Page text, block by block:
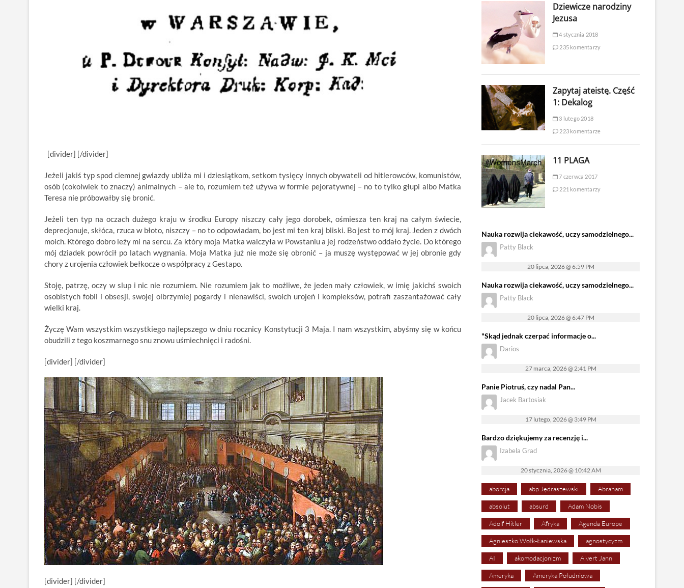
[divider] [/divider]
Jeżeli jakiś typ spod ciemnej gwiazdy ubliża mi i dziesiątkom, setkom tysięcy innych obywateli od hitlerowców, komunistów,
osób (cokolwiek to znaczy) animalnych – ale to, rozumiem też używa w formie pejoratywnej – no to tylko głupi albo Matka
Teresa nie próbowałby się bronić.
Jeżeli ten typ na oczach dużego kraju w środku Europy niszczy cały jego dorobek, ośmiesza ten kraj na całym świecie,
deprecjonuje, skłóca, rzuca w błoto, niszczy – no to odpowiadam, bo jest mi ten kraj bliski. Bo jest to mój kraj. Jeden z dwóch
moich. Którego dobro leży mi na sercu. Za który moja Matka walczyła w Powstaniu a jej rodzeństwo oddało życie. Do którego
mój dziadek powrócił po latach wygnania. Moja Matka już nie może się obronić – ja muszę występować w jej obronie gdy
chory z urojenia człowiek bełkocze o współpracy z Gestapo.
Stoję, patrzę, oczy w slup i nic nie rozumiem. Nie rozumiem jak to możliwe, że jeden mały człowiek, w imię jakichś swoich
osobistych fobii i obsesji, swojej olbrzymiej pogardy i nienawiści, swoich urojeń i kompleksów, potrafi zaszantażować cały
wielki kraj.
Życzę Wam wszystkim wszystkiego najlepszego w dniu rocznicy Konstytucji 3 Maja. I nam wszystkim, abyśmy się w końcu
obudzili z tego koszmarnego snu znowu uśmiechnięci i radośni.
[divider] [/divider]
[divider] [/divider]
Dziewicze narodziny
Jezusa
4 stycznia 2018
235 komentarzy
Zapytaj ateistę. Część
1: Dekalog
3 lutego 2018
223 komentarze
11 PLAGA
7 czerwca 2017
221 komentarzy
Nauka rozwija ciekawość, uczy samodzielnego...
Patty Black
20 lipca, 2026 @ 6:59 PM
Nauka rozwija ciekawość, uczy samodzielnego...
Patty Black
20 lipca, 2026 @ 6:47 PM
"Skąd jednak czerpać informacje o...
Darios
27 marca, 2026 @ 2:41 PM
Panie Piotruś, czy nadal Pan...
Jacek Bartosiak
17 lutego, 2026 @ 3:49 PM
Bardzo dziękujemy za recenzję i...
Izabela Grad
20 stycznia, 2026 @ 10:42 AM
aborcja abp Jędraszewski Abraham
absolut absurd Adam Nobis
Adolf Hitler Afryka Agenda Europe
Agnieszko Wołk-Łaniewska agnostycyzm
AI akomodacjonizm Alvert Jann
Ameryka Ameryka Południowa